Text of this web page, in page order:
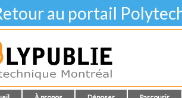
au portail